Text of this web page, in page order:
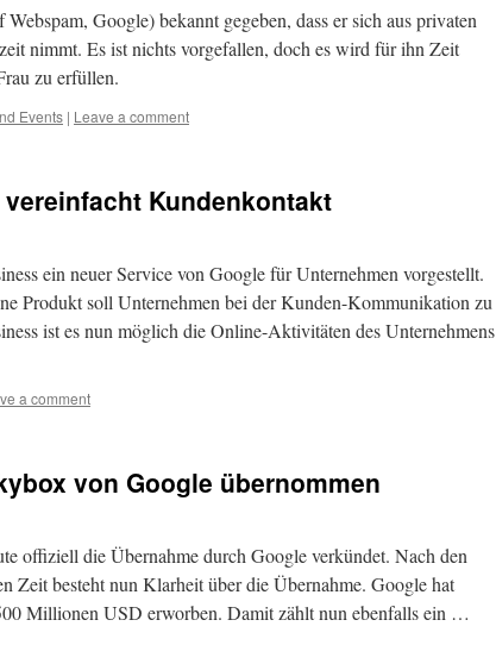
Google) bekannt gegeben, dass er sich aus privaten
nimmt. Es ist nichts vorgefallen, doch es wird für ihn Zeit
zu erfüllen.
Events | Leave a comment
Kundenkontakt
ein neuer Service von Google für Unternehmen vorgestellt.
Produkt soll Unternehmen bei der Kunden-Kommunikation zu
ist es nun möglich die Online-Aktivitäten des Unternehmens
a comment
von Google übernommen
offiziell die Übernahme durch Google verkündet. Nach den
Zeit besteht nun Klarheit über die Übernahme. Google hat
Millionen USD erworben. Damit zählt nun ebenfalls ein …